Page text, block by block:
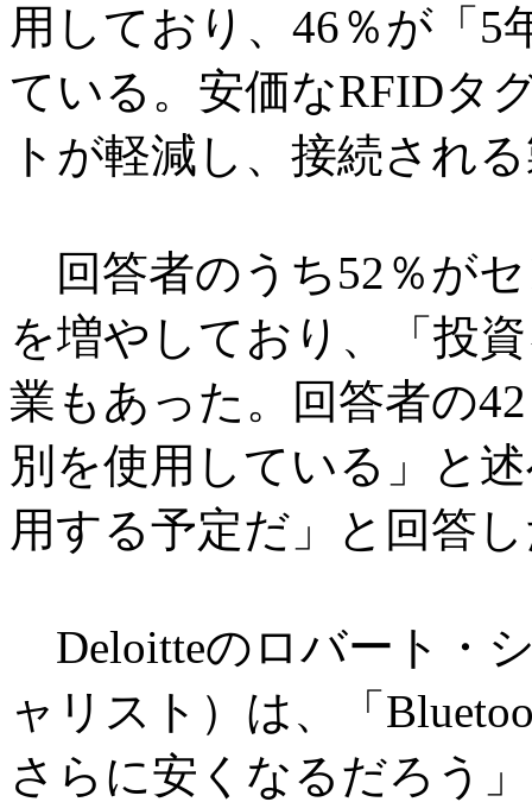
用しており、46％が「5
ている。安価なRFIDタ
トが軽減し、接続され
回答者のうち52％が
を増やしており、「投
業もあった。回答者の
別を使用している」と
用する予定だ」と回答
Deloitteのロバート・
ャリスト）は、「
さらに安くなるだろう